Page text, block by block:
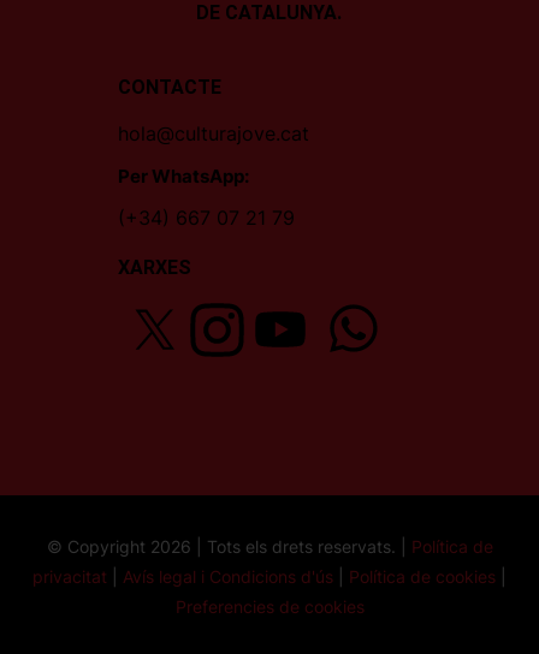
DE CATALUNYA.
CONTACTE
hola@culturajove.cat
Per WhatsApp:
(+34) 667 07 21 79
XARXES
© Copyright 2026 | Tots els drets reservats. | Política de
privacitat
Avís legal i Condicions d'ús Política de cookies
Preferencies de cookies